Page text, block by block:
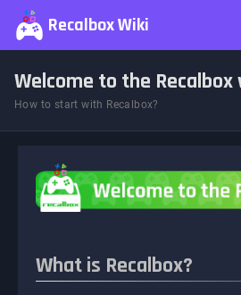
Recalbox Wiki
Welcome to the Recalbox
How to start with Recalbox?
What is Recalbox?